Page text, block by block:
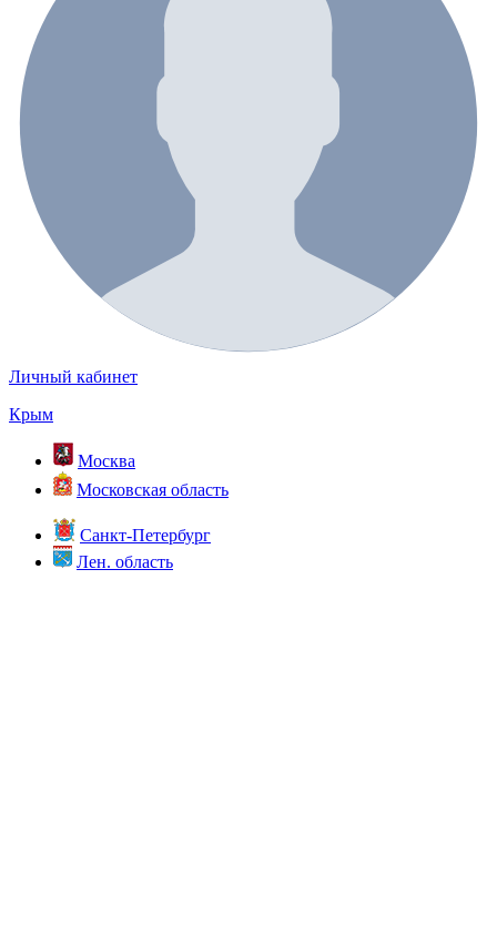
Личный кабинет
Крым
Москва
Московская область
Санкт-Петербург
Лен. область